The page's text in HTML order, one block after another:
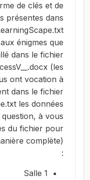
de clés et de
présentes dans
énigmes que
dans le fichier
(les
ont vocation à
dans le fichier
les données
à vous
du fichier pour
complète)
:
Salle 1